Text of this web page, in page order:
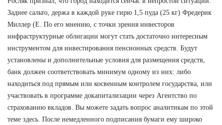
Заднее сальто, держа в каждой руке гирю 1,5 пуда (25 кг) Фредерик
Миллер (Е. По его мнению, с точки зрения инвесторов
инфраструктурные облигации могут стать достаточно интересным
инструментом для инвестирования пенсионных средств. Будут
установлены и дополнительные условия для размещения средств,
банк должен соответствовать минимум одному из них: либо
находиться под прямым или косвенным контролем государства, или
участвовать в программе докапитализации через Агентство по
страхованию вкладов. Вы можете задать вопрос аналитикам по этой
теме здесь. После немедленного подписания бумаги ему широко